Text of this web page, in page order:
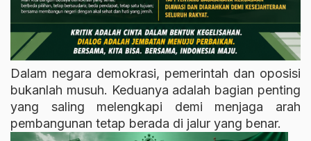
Dalam negara demokrasi, pemerintah dan oposisi
bukanlah musuh. Keduanya adalah bagian penting
yang saling melengkapi demi menjaga arah
pembangunan tetap berada di jalur yang benar.